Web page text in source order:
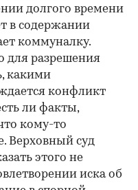
долгого времени
в содержании
коммуналку.
для разрешения
какими
конфликт
ли факты,
кому-то
Верховный суд
этого не
иска об